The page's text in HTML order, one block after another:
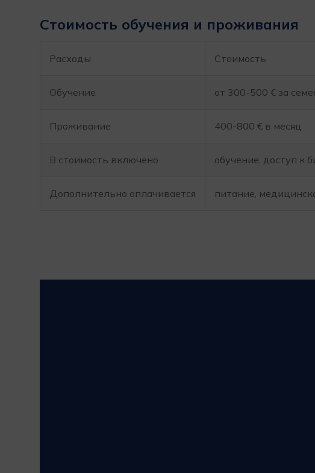
Стоимость обучения и проживания
Расходы Стоимость
Обучение от 300-500 € за
Проживание 400-800 € в месяц
В стоимость включено обучение, доступ к
Дополнительно оплачивается питание,